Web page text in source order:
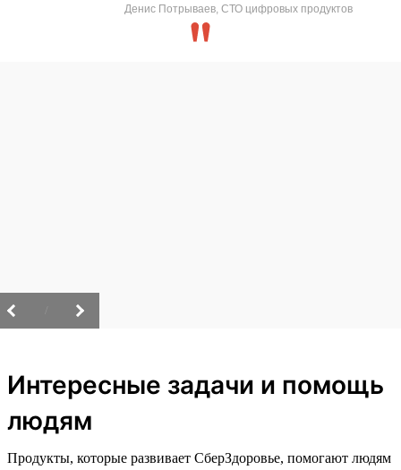
Денис Потрываев, СТО цифровых продуктов
Интересные задачи и помощь
людям
Продукты, которые развивает СберЗдоровье, помогают людям